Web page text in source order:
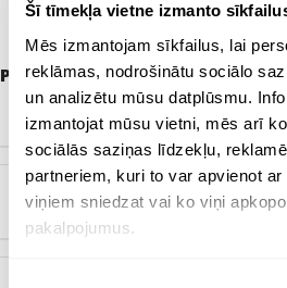
Šī tīmekļa vietne izmanto
Mēs izmantojam sīkfailus, lai
reklāmas, nodrošinātu sociālo
un analizētu mūsu datplūsmu.
izmantojat mūsu vietni, mēs arī
sociālās saziņas līdzekļu,
partneriem, kuri to var apvienot
viņiem sniedzat vai ko viņi
pakalpojumus.
Papildu informācija
ZĪMOLS
KRĀSA